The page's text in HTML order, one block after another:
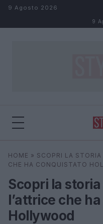
Salta al contenuto
9 Agosto 2026
9
Cerca
HOME » SCOPRI LA
CHE HA CONQUISTATO
Scopri la
l’attrice che
Hollywood